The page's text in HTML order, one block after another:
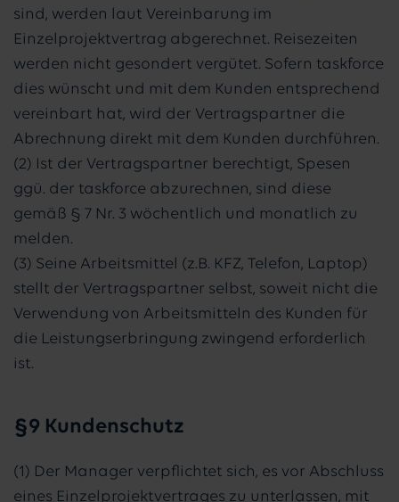
sind, werden laut Vereinbarung im
Einzelprojektvertrag abgerechnet. Reisezeiten
werden nicht gesondert vergütet. Sofern taskforce
dies wünscht und mit dem Kunden entsprechend
vereinbart hat, wird der Vertragspartner die
Abrechnung direkt mit dem Kunden durchführen.
(2) Ist der Vertragspartner berechtigt, Spesen
ggü. der taskforce abzurechnen, sind diese
gemäß § 7 Nr. 3 wöchentlich und monatlich zu
melden.
(3) Seine Arbeitsmittel (z.B. KFZ, Telefon, Laptop)
stellt der Vertragspartner selbst, soweit nicht die
Verwendung von Arbeitsmitteln des Kunden für
die Leistungserbringung zwingend erforderlich
ist.
§9 Kundenschutz
(1) Der Manager verpflichtet sich, es vor Abschluss
eines Einzelprojektvertrages zu unterlassen, mit